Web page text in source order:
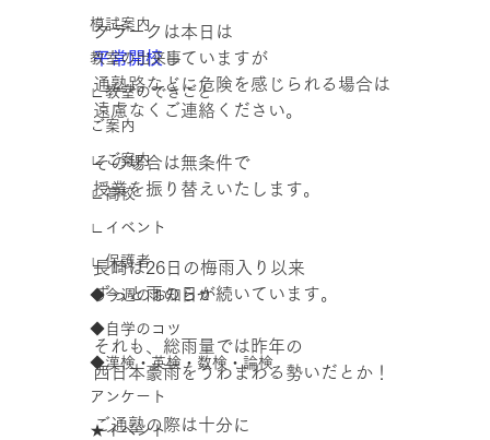
模試案内
教室の出来事
∟教室のできごと
ご案内
∟ご案内
∟高校
∟イベント
∟保護者
◆今週のお知らせ
◆自学のコツ
◆漢検・英検・数検・論検
アンケート
★イベント
クラークは本日は
平常開校していますが
通塾路などに危険を感じられる場合は
遠慮なくご連絡ください。
その場合は無条件で
授業を振り替えいたします。
長崎は26日の梅雨入り以来
ずっと雨の日が続いています。
それも、総雨量では昨年の
西日本豪雨をうわまわる勢いだとか！
ご通塾の際は十分に